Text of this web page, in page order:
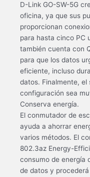
D-Link GO-SW-5G
oficina, ya que sus
proporcionan
para hasta cinco PC
también cuenta con
para que los datos
eficiente, incluso
datos. Finalmente, el
configuración sea
Conserva energía.
El conmutador de
ayuda a ahorrar
varios métodos. El
802.3az Energy-
consumo de energía
de datos y